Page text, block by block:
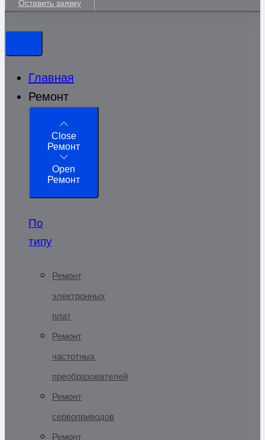
Оставить заявку
Главная
Ремонт
Close
Ремонт
Open
Ремонт
По
типу
Ремонт
электронных
плат
Ремонт
частотных
преобразователей
Ремонт
сервоприводов
Ремонт